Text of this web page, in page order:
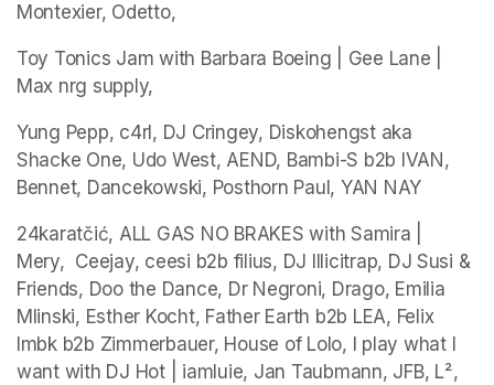
Montexier, Odetto,
Toy Tonics Jam with Barbara Boeing | Gee Lane |
Max nrg supply,
Yung Pepp, c4rl, DJ Cringey, Diskohengst aka
Shacke One, Udo West, AEND, Bambi-S b2b IVAN,
Bennet, Dancekowski, Posthorn Paul, YAN NAY
24karatčić, ALL GAS NO BRAKES with Samira |
Mery,  Ceejay, ceesi b2b filius, DJ Illicitrap, DJ Susi &
Friends, Doo the Dance, Dr Negroni, Drago, Emilia
Mlinski, Esther Kocht, Father Earth b2b LEA, Felix
lmbk b2b Zimmerbauer, House of Lolo, I play what I
want with DJ Hot | iamluie, Jan Taubmann, JFB, L²,